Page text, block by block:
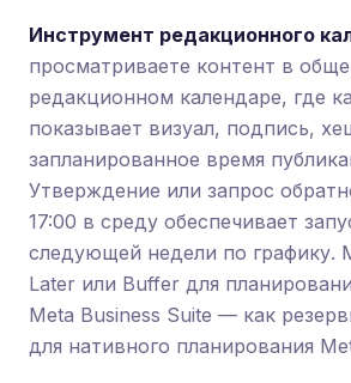
Инструмент редакционного
просматриваете контент в
редакционном календаре, где
показывает визуал, подпись,
запланированное время
Утверждение или запрос
17:00 в среду обеспечивает
следующей недели по графику.
Later или Buffer для
Meta Business Suite — как
для нативного планирования